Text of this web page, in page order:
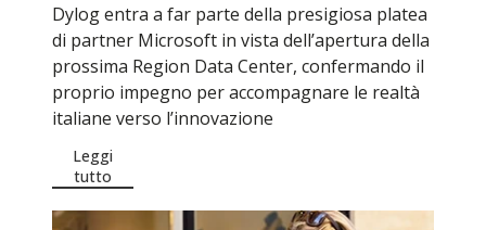
Dylog entra a far parte della presigiosa platea
di partner Microsoft in vista dell’apertura della
prossima Region Data Center, confermando il
proprio impegno per accompagnare le realtà
italiane verso l’innovazione
Leggi
tutto